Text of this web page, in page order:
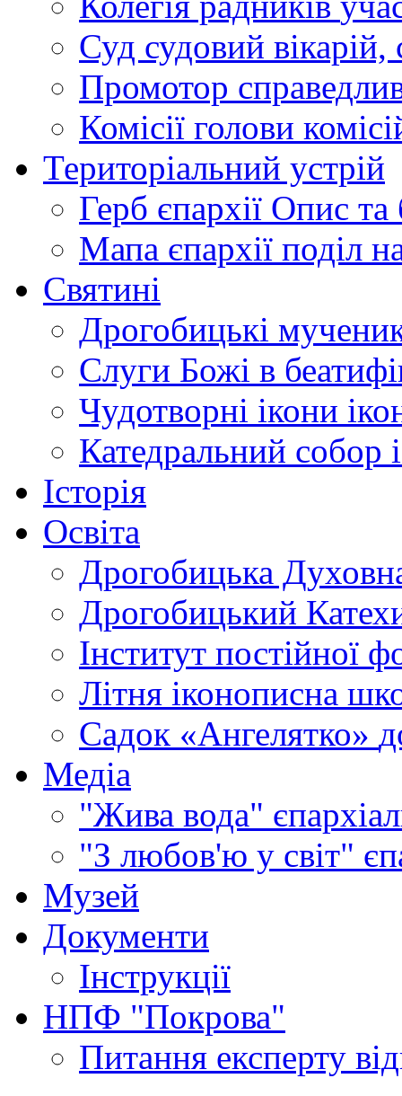
Суд судовий вікарій,
Промотор
Комісії голови
Територіальний устрій
Герб єпархії Опис та
Мапа єпархії поділ
Святині
Дрогобицькі
Слуги Божі в
Чудотворні ікони
Катедральний собор
Історія
Освіта
Дрогобицька
Дрогобицький
Інститут постійної
Літня іконописна
Садок «Ангелятко»
Медіа
"Жива вода"
"З любов'ю у світ"
Музей
Документи
Інструкції
НПФ "Покрова"
Питання експерту